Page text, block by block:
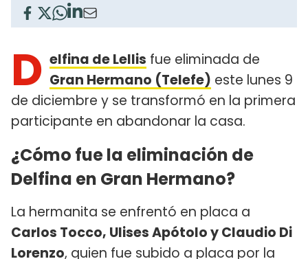
D elfina de Lellis fue eliminada de
Gran Hermano (Telefe) este lunes 9
de diciembre y se transformó en la primera
participante en abandonar la casa.
¿Cómo fue la eliminación de
Delfina en Gran Hermano?
La hermanita se enfrentó en placa a
Carlos Tocco, Ulises Apótolo y Claudio Di
Lorenzo, quien fue subido a placa por la